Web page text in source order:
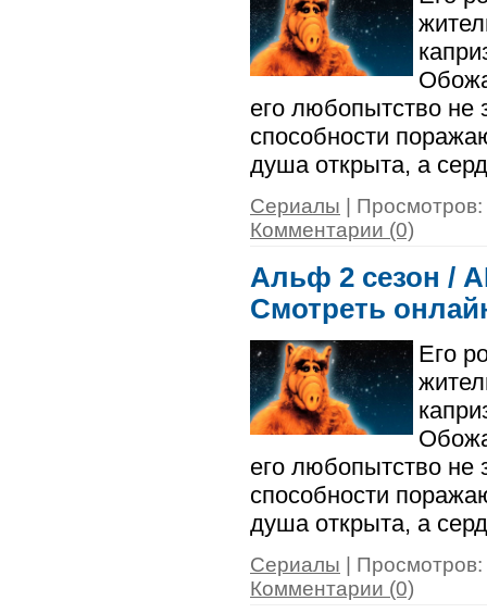
его любопытство не
способности
душа открыта, а
Сериалы |
Комментарии (0)
Альф 2 сезон /
Смотреть
Его
его любопытство не
способности
душа открыта, а
Сериалы |
Комментарии (0)